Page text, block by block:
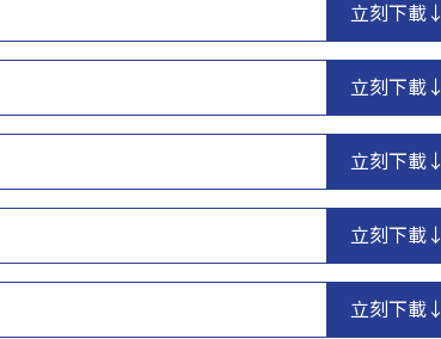
立刻下載↓
立刻下載↓
立刻下載↓
立刻下載↓
立刻下載↓